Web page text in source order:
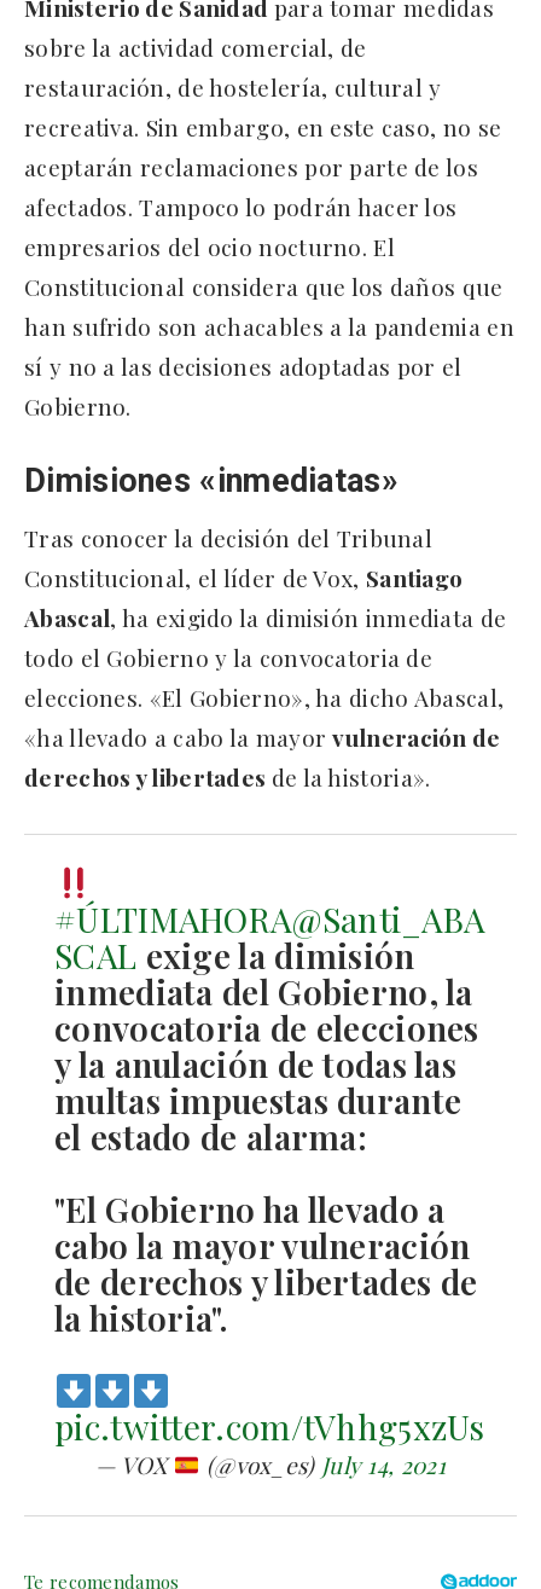
Ministerio de Sanidad para tomar medidas
sobre la actividad comercial, de
restauración, de hostelería, cultural y
recreativa. Sin embargo, en este caso, no se
aceptarán reclamaciones por parte de los
afectados. Tampoco lo podrán hacer los
empresarios del ocio nocturno. El
Constitucional considera que los daños que
han sufrido son achacables a la pandemia en
sí y no a las decisiones adoptadas por el
Gobierno.
Dimisiones «inmediatas»
Tras conocer la decisión del Tribunal
Constitucional, el líder de Vox, Santiago
Abascal, ha exigido la dimisión inmediata de
todo el Gobierno y la convocatoria de
elecciones. «El Gobierno», ha dicho Abascal,
«ha llevado a cabo la mayorvulneración de
derechos y libertades de la historia».
#ÚLTIMAHORA@Santi_ABA
SCAL exige la dimisión
inmediata del Gobierno, la
convocatoria de elecciones
y la anulación de todas las
multas impuestas durante
el estado de alarma:
"El Gobierno ha llevado a
cabo la mayor vulneración
de derechos y libertades de
la historia".
pic.twitter.com/tVhhg5xzUs
— VOX (@vox_es) July 14, 2021